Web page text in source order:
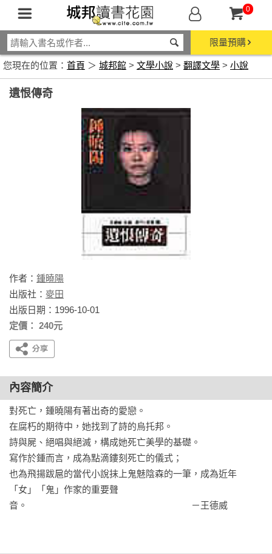
0
限量預購
您現在的位置： 首頁 ＞ 城邦館 > 文學小說 > 翻譯文學 > 小說
遺恨傳奇
作者： 鍾曉陽
出版社： 麥田
出版日期：1996-10-01
定價： 240元
內容簡介
對死亡，鍾曉陽有著出奇的愛戀。
在腐朽的期待中，她找到了詩的烏托邦。
詩與屍、絕唱與絕滅，構成她死亡美學的基礎。
寫作於鍾而言，成為點滴鏤刻死亡的儀式；
也為飛揚跋扈的當代小說抹上鬼魅陰森的一筆，成為近年
「女」「鬼」作家的重要聲
音。　　　　　　　　　　　　　　　　　　－王德威